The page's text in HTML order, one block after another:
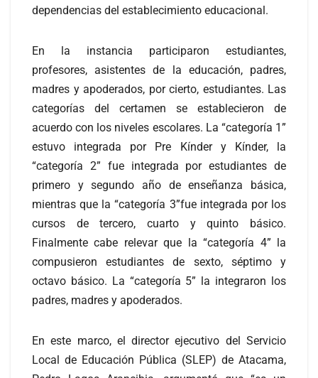
dependencias del establecimiento educacional.
En la instancia participaron estudiantes,
profesores, asistentes de la educación, padres,
madres y apoderados, por cierto, estudiantes. Las
categorías del certamen se establecieron de
acuerdo con los niveles escolares. La “categoría 1”
estuvo integrada por Pre Kínder y Kínder, la
“categoría 2” fue integrada por estudiantes de
primero y segundo año de enseñanza básica,
mientras que la “categoría 3”fue integrada por los
cursos de tercero, cuarto y quinto básico.
Finalmente cabe relevar que la “categoría 4” la
compusieron estudiantes de sexto, séptimo y
octavo básico. La “categoría 5” la integraron los
padres, madres y apoderados.
En este marco, el director ejecutivo del Servicio
Local de Educación Pública (SLEP) de Atacama,